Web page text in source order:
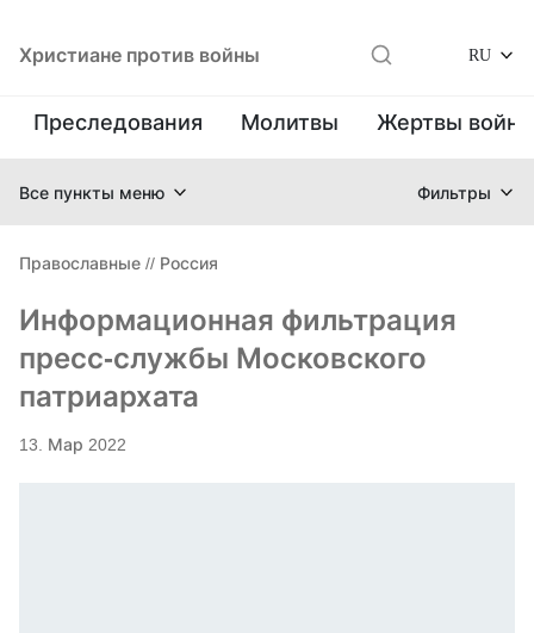
Христиане против войны RU
Преследования Молитвы Жертвы
Все пункты меню Фильтры
Православные // Россия
Информационная фильтрация
пресс-службы Московского
патриархата
13. Мар 2022